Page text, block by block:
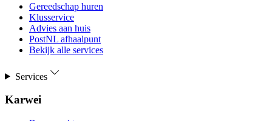
Gereedschap huren
Klusservice
Advies aan huis
PostNL afhaalpunt
Bekijk alle services
Services
Karwei